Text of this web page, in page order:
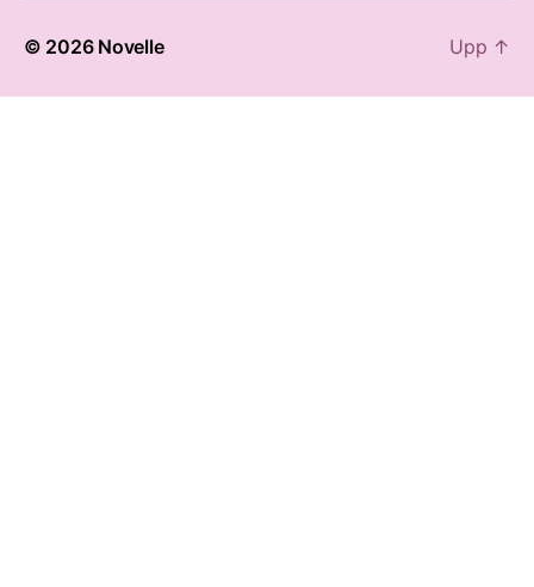
© 2026 Novelle Upp ↑